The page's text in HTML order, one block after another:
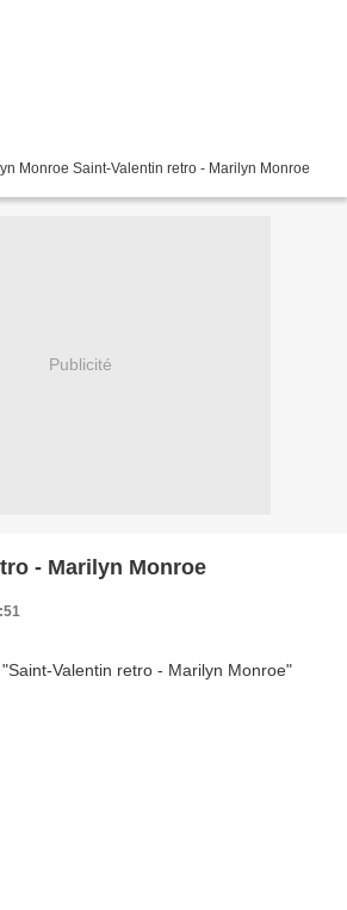
Monroe Saint-Valentin retro - Marilyn Monroe
Publicité
- Marilyn Monroe